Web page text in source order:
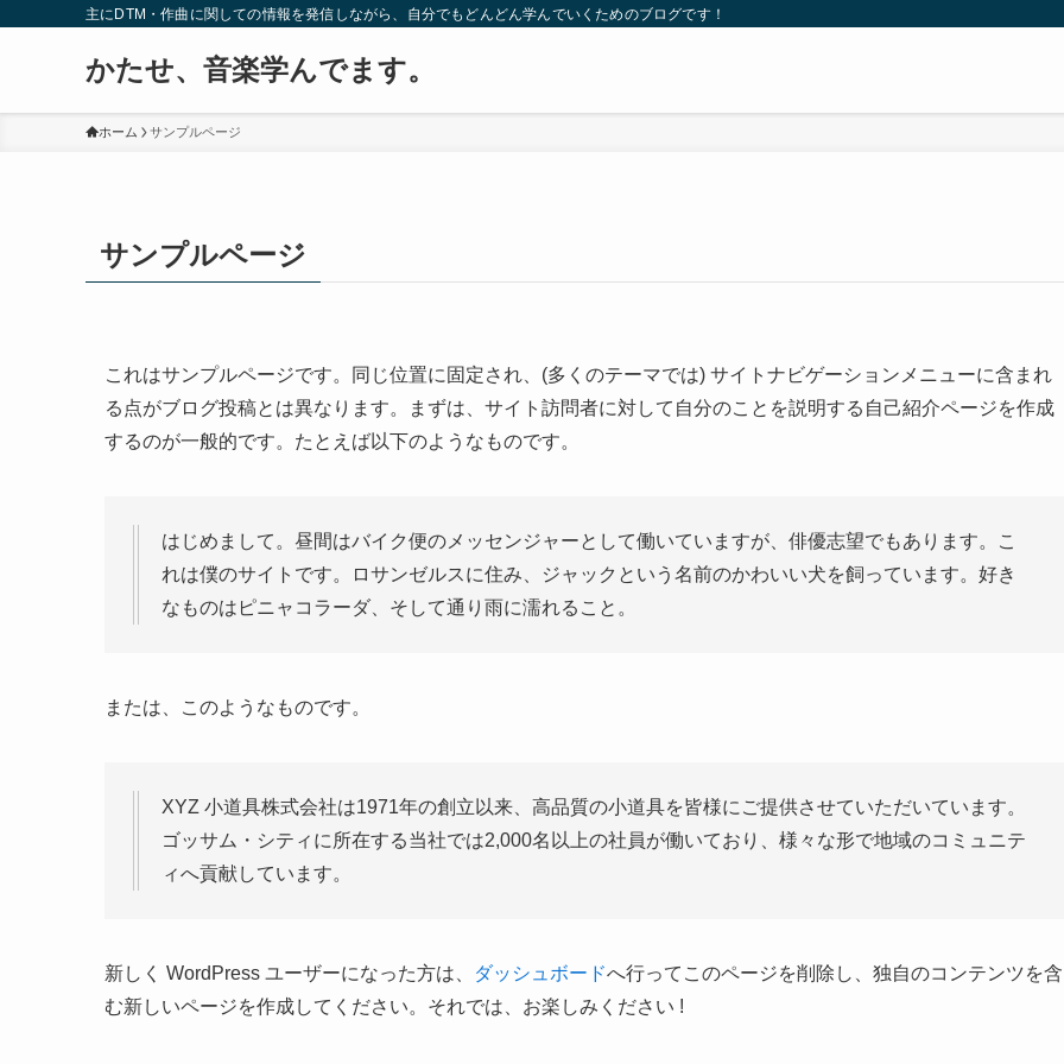
主にDTM・作曲に関しての情報を発信しながら、自分でもどんどん学んでいくためのブログです！
かたせ、音楽学んでます。
ホーム サンプルページ
サンプルページ
これはサンプルページです。同じ位置に固定され、(多くのテーマでは) サイトナビゲーションメニューに含まれ
る点がブログ投稿とは異なります。まずは、サイト訪問者に対して自分のことを説明する自己紹介ページを作成
するのが一般的です。たとえば以下のようなものです。
はじめまして。昼間はバイク便のメッセンジャーとして働いていますが、俳優志望でもあります。こ
れは僕のサイトです。ロサンゼルスに住み、ジャックという名前のかわいい犬を飼っています。好き
なものはピニャコラーダ、そして通り雨に濡れること。
または、このようなものです。
XYZ 小道具株式会社は1971年の創立以来、高品質の小道具を皆様にご提供させていただいています。
ゴッサム・シティに所在する当社では2,000名以上の社員が働いており、様々な形で地域のコミュニテ
ィへ貢献しています。
新しく WordPress ユーザーになった方は、 ダッシュボードへ行ってこのページを削除し、独自のコンテンツを含
む新しいページを作成してください。それでは、お楽しみください !